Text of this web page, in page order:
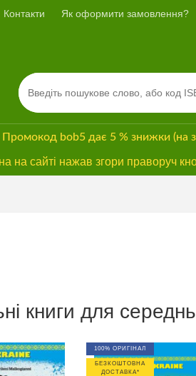
Контакти Як оформити замовлення?
Промокод bob5 дає 5 % знижки (на
на сайті нажав згори праворуч
книги для
100% ОРИГІНАЛ
БЕЗКОШТОВНА
ДОСТАВКА*